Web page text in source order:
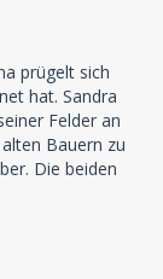
prügelt sich
hat. Sandra
Felder an
Bauern zu
Die beiden